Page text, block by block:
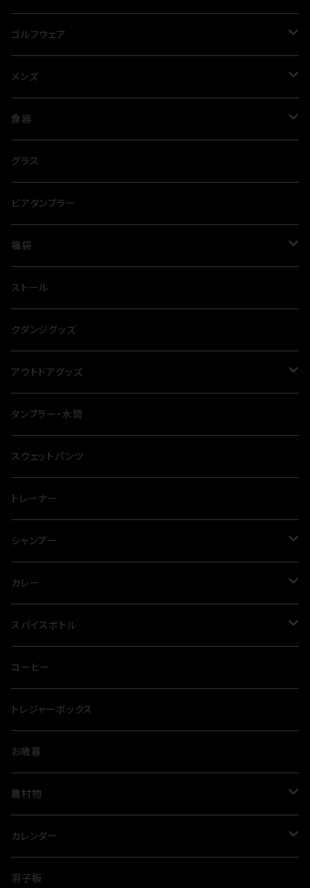
プルオーバー
ニット
コート
トレーナー
ジャケット
ベスト
パーカー
ゴルフウェア
メンズ
レディース
メンズ
トップス
Tシャツ
ポロシャツ
パンツ
スウェットパンツ
ハーフパンツ
食器
グラス
タンブラー
グラス
ビアタンブラー
福袋
夏
冬
ストール
クダンジグッズ
アウトドアグッズ
ナイフ
テーブル
シート
鍋
四脚
三点セット
クッカー
タンブラー・水筒
スウェットパンツ
トレーナー
シャンプー
トリートメント
スカルプケア
ドッグシャンプー
カレー
グリーンカレー
スパイスボトル
クダスパ
コーヒー
トレジャーボックス
お歳暮
農村物
ルビートマト
米
カレンダー
歌舞伎
羽子板